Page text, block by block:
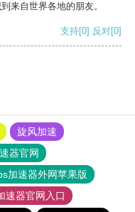
来自世界各地的朋友。
支持[0] 反对[0]
旋风加速
器官网
加速器外网苹果版
速器官网入口